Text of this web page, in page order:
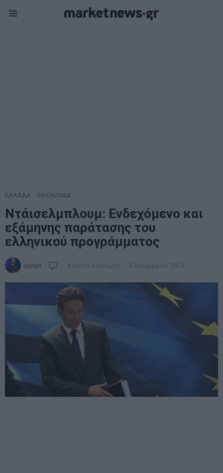
ΕΛΛΑΔΑ ΟΙΚΟΝΟΜΙΑ
Ντάισελμπλουμ: Ενδεχόμενο και
εξάμηνης παράτασης του
ελληνικού προγράμματος
admin 8 λεπτά ανάγνωση 8 Δεκεμβρίου 2014